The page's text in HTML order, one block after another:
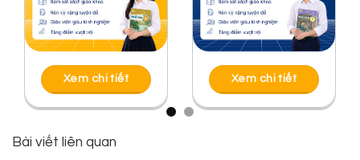
Xem chi tiết Xem chi tiết
Bài viết liên quan